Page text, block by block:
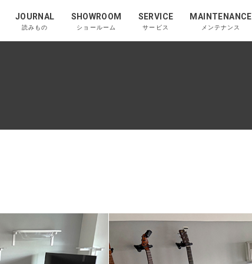
JOURNAL
読みもの
SHOWROOM
ショールーム
SERVICE
サービス
MAINTENANCE
メンテナンス